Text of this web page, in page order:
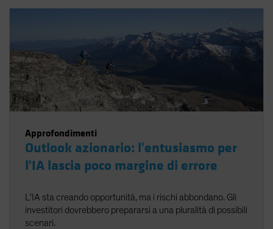
Approfondimenti
Outlook azionario: l'entusiasmo per
l'IA lascia poco margine di errore
L'IA sta creando opportunità, ma i rischi abbondano. Gli
investitori dovrebbero prepararsi a una pluralità di possibili
scenari.